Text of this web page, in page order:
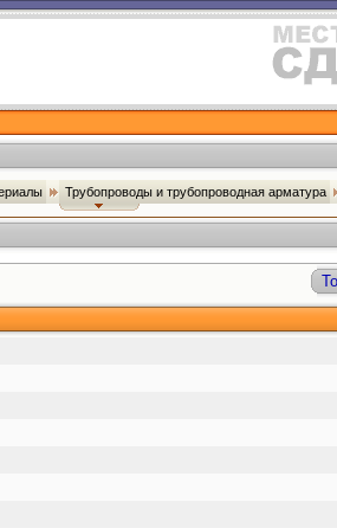
Трубопроводы и трубопроводная арматура